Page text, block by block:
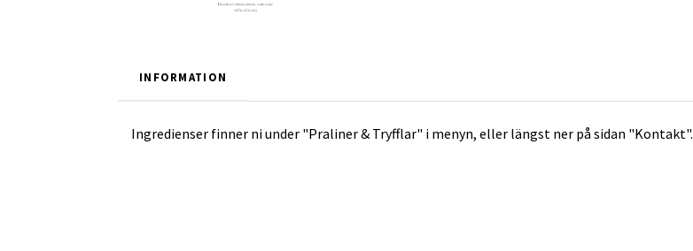
INFORMATION
Ingredienser finner ni under "Praliner & Tryfflar" i menyn, eller längst ner på sidan "Kontakt".